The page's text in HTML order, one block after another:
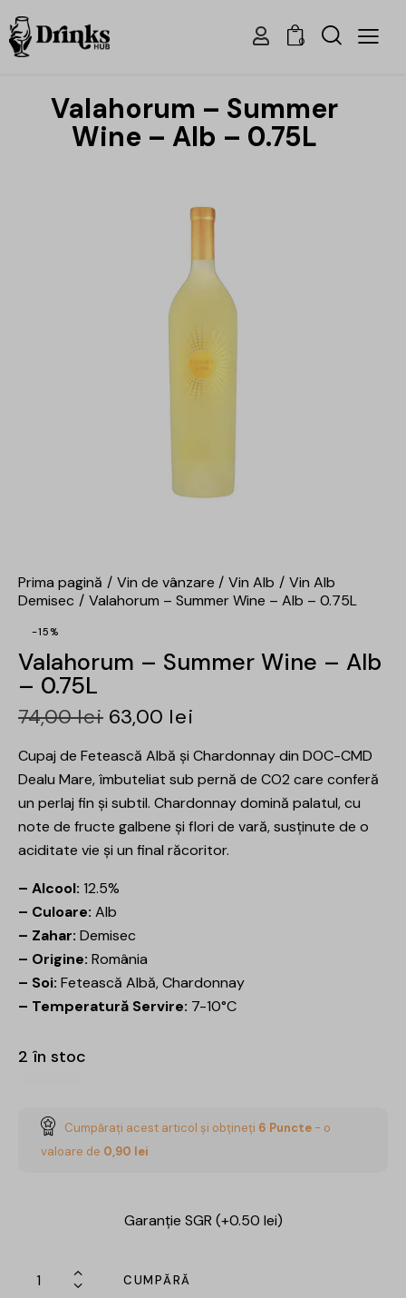
0
Valahorum – Summer
Wine – Alb – 0.75L
Prima pagină Vin de vânzare Vin Alb
Vin Alb
Demisec
Valahorum – Summer Wine – Alb – 0.75L
-15%
Valahorum – Summer Wine – Alb
– 0.75L
74,00lei 63,00 lei
Cupaj de Fetească Albă și Chardonnay din DOC-CMD
Dealu Mare, îmbuteliat sub pernă de CO2 care conferă
un perlaj fin și subtil. Chardonnay domină palatul, cu
note de fructe galbene și flori de vară, susținute de o
aciditate vie și un final răcoritor.
– Alcool: 12.5%
– Culoare: Alb
– Zahar: Demisec
– Origine: România
– Soi: Fetească Albă, Chardonnay
– Temperatură Servire: 7-10°C
2 în stoc
Cumpărați acest articol și obțineți 6 Puncte - o
valoare de 0,90 lei
Garanție SGR (+0.50 lei)
CUMPĂRĂ